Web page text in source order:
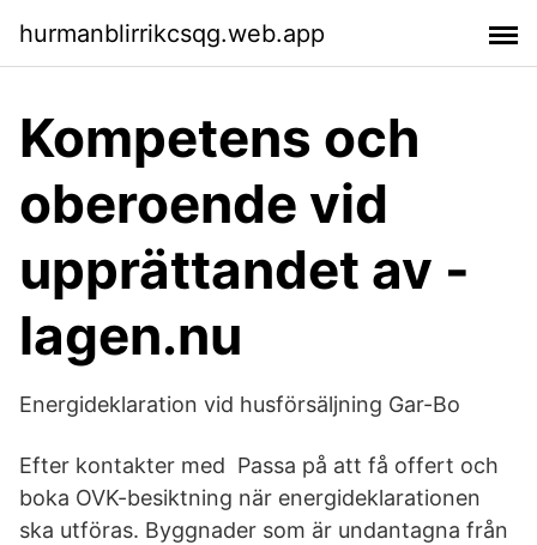
hurmanblirrikcsqg.web.app
Kompetens och
oberoende vid
upprättandet av -
lagen.nu
Energideklaration vid husförsäljning Gar-Bo
Efter kontakter med Passa på att få offert och
boka OVK-besiktning när energideklarationen
ska utföras. Byggnader som är undantagna från